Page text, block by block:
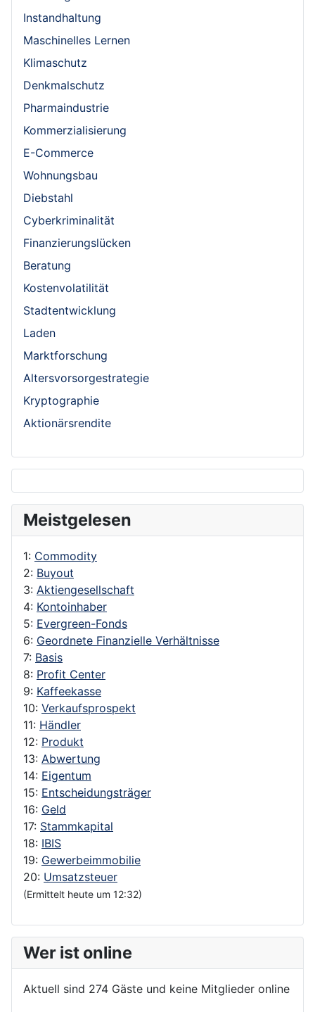
Instandhaltung
Maschinelles Lernen
Klimaschutz
Denkmalschutz
Pharmaindustrie
Kommerzialisierung
E-Commerce
Wohnungsbau
Diebstahl
Cyberkriminalität
Finanzierungslücken
Beratung
Kostenvolatilität
Stadtentwicklung
Laden
Marktforschung
Altersvorsorgestrategie
Kryptographie
Aktionärsrendite
Meistgelesen
1: Commodity
2: Buyout
3: Aktiengesellschaft
4: Kontoinhaber
5: Evergreen-Fonds
6: Geordnete Finanzielle Verhältnisse
7: Basis
8: Profit Center
9: Kaffeekasse
10: Verkaufsprospekt
11: Händler
12: Produkt
13: Abwertung
14: Eigentum
15: Entscheidungsträger
16: Geld
17: Stammkapital
18: IBIS
19: Gewerbeimmobilie
20: Umsatzsteuer
(Ermittelt heute um 12:32)
Wer ist online
Aktuell sind 274 Gäste und keine Mitglieder online